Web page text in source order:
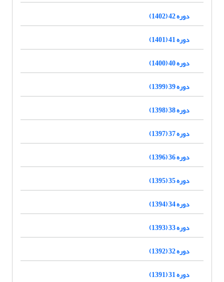
دوره 42 (1402)
دوره 41 (1401)
دوره 40 (1400)
دوره 39 (1399)
دوره 38 (1398)
دوره 37 (1397)
دوره 36 (1396)
دوره 35 (1395)
دوره 34 (1394)
دوره 33 (1393)
دوره 32 (1392)
دوره 31 (1391)